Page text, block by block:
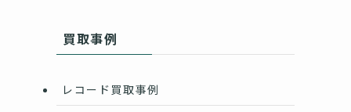
買取事例
レコード買取事例